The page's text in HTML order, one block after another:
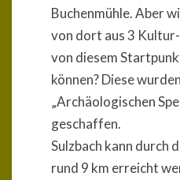
Buchenmühle. Aber
von dort aus 3
von diesem
können? Diese
„Archäologischen
geschaffen.
Sulzbach kann durch
rund 9 km erreicht